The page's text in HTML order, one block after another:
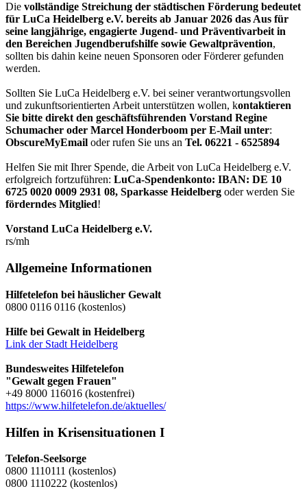
Die vollständige Streichung der städtischen Förderung bedeutet
für LuCa Heidelberg e.V. bereits ab Januar 2026 das Aus für
seine langjährige, engagierte Jugend- und Präventivarbeit in
den Bereichen Jugendberufshilfe sowie Gewaltprävention,
sollten bis dahin keine neuen Sponsoren oder Förderer gefunden
werden.
Sollten Sie LuCa Heidelberg e.V. bei seiner verantwortungsvollen
und zukunftsorientierten Arbeit unterstützen wollen, kontaktieren
Sie bitte direkt den geschäftsführenden Vorstand Regine
Schumacher oder Marcel Honderboom per E-Mail unter:
ObscureMyEmail oder rufen Sie uns an Tel. 06221 - 6525894
Helfen Sie mit Ihrer Spende, die Arbeit von LuCa Heidelberg e.V.
erfolgreich fortzuführen: LuCa-Spendenkonto: IBAN: DE 10
6725 0020 0009 2931 08, Sparkasse Heidelberg oder werden Sie
förderndes Mitglied!
Vorstand LuCa Heidelberg e.V.
rs/mh
Allgemeine Informationen
Hilfetelefon bei häuslicher Gewalt
0800 0116 0116 (kostenlos)
Hilfe bei Gewalt in Heidelberg
Link der Stadt Heidelberg
Bundesweites Hilfetelefon
"Gewalt gegen Frauen"
+49 8000 116016 (kostenfrei)
https://www.hilfetelefon.de/aktuelles/
Hilfen in Krisensituationen I
Telefon-Seelsorge
0800 1110111 (kostenlos)
0800 1110222 (kostenlos)